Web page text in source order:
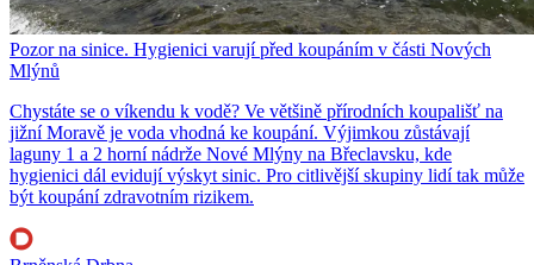
Pozor na sinice. Hygienici varují před koupáním v části Nových
Mlýnů
Chystáte se o víkendu k vodě? Ve většině přírodních koupališť na
jižní Moravě je voda vhodná ke koupání. Výjimkou zůstávají
laguny 1 a 2 horní nádrže Nové Mlýny na Břeclavsku, kde
hygienici dál evidují výskyt sinic. Pro citlivější skupiny lidí tak může
být koupání zdravotním rizikem.